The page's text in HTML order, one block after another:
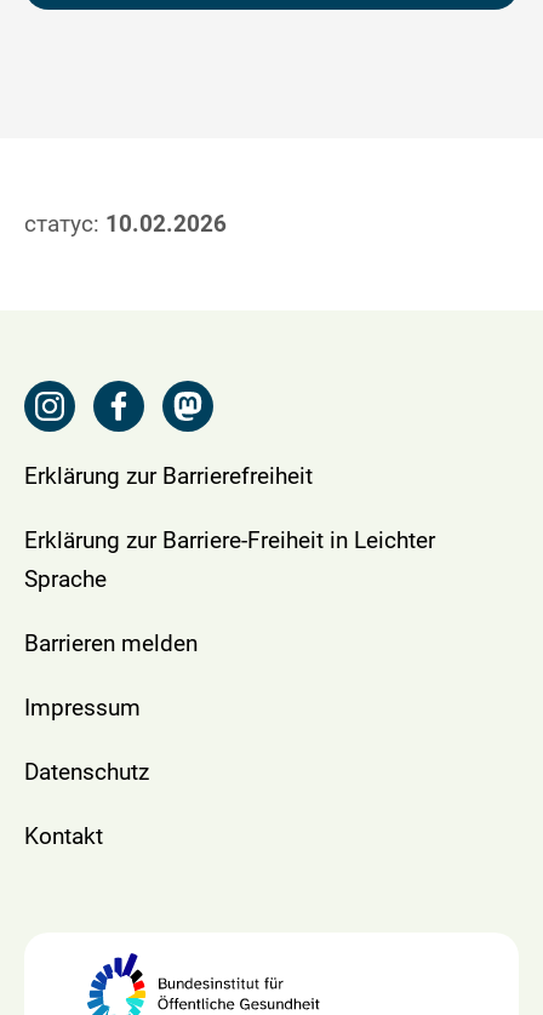
статус: 10.02.2026
Erklärung zur Barrierefreiheit
Erklärung zur Barriere-Freiheit in Leichter
Sprache
Barrieren melden
Impressum
Datenschutz
Kontakt